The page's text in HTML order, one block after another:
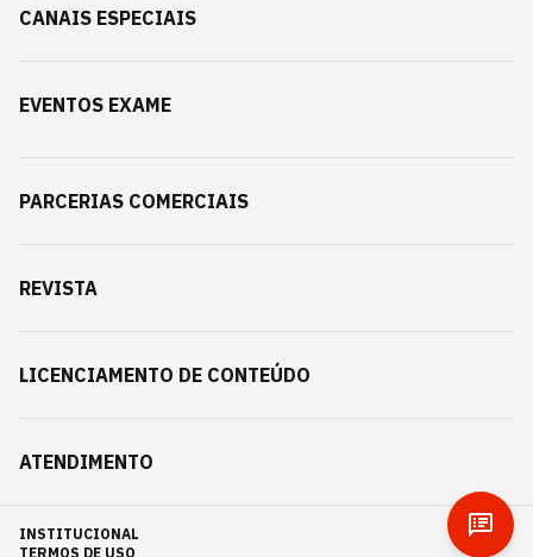
CANAIS ESPECIAIS
EVENTOS EXAME
PARCERIAS COMERCIAIS
REVISTA
LICENCIAMENTO DE CONTEÚDO
ATENDIMENTO
INSTITUCIONAL
TERMOS DE USO